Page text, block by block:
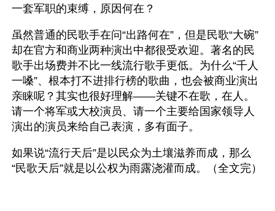
一套军职的束缚，原因何在？
虽然普通的民歌手在问“出路何在”，但是民歌“大碗”
却在官方和商业两种演出中都很受欢迎。著名的民
歌手出场费并不比一线流行歌手更低。为什么“千人
一嗓”、根本打不进排行榜的歌曲，也会被商业演出
亲睐呢？其实也很好理解——关键不在歌，在人。
请一个将军或大校演员、请一个主要给国家领导人
演出的演员来给自己表演，多有面子。
如果说“流行天后”是以民众为土壤滋养而成，那么